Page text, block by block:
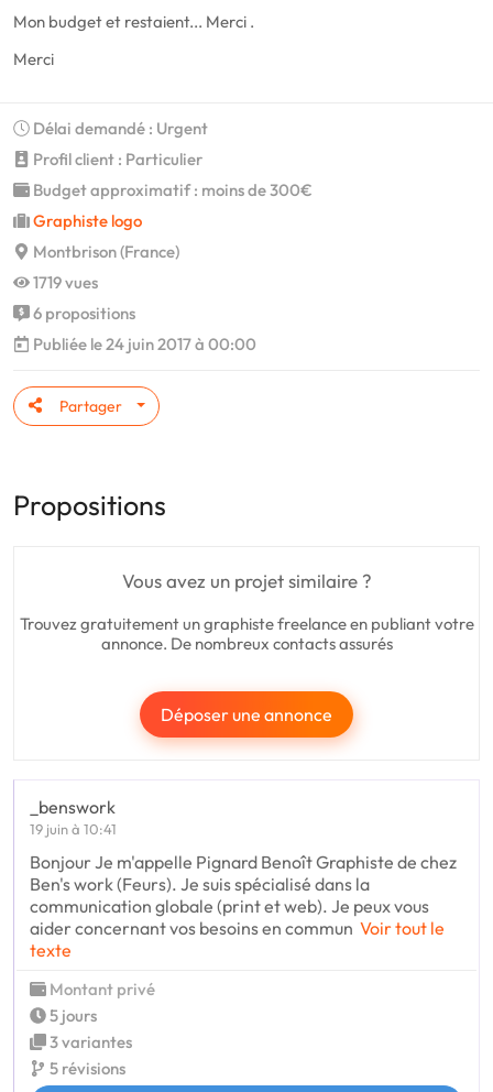
Mon budget et restaient... Merci .
Merci
Délai demandé : Urgent
Profil client : Particulier
Budget approximatif : moins de 300€
Graphiste logo
Montbrison (France)
1719 vues
6 propositions
Publiée le 24 juin 2017 à 00:00
Partager
Propositions
Vous avez un projet similaire ?
Trouvez gratuitement un graphiste freelance en publiant votre
annonce. De nombreux contacts assurés
Déposer une annonce
_benswork
19 juin à 10:41
Bonjour Je m'appelle Pignard Benoît Graphiste de chez
Ben's work (Feurs). Je suis spécialisé dans la
communication globale (print et web). Je peux vous
aider concernant vos besoins en commun Voir tout le
texte
Montant privé
5 jours
3 variantes
5 révisions